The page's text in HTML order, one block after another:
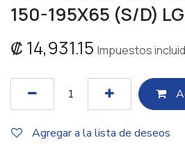
150-195X65 (S/D)
₡ 14,931.15 Impuestos
Agregar a la lista de deseos